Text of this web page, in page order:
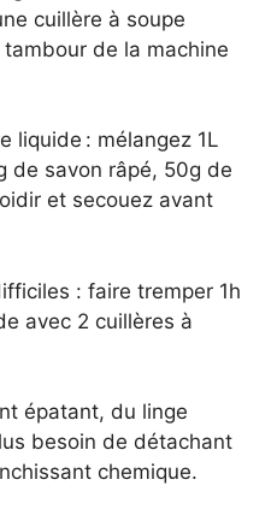
cuillère à soupe
de la machine
liquide : mélangez 1L
de savon râpé, 50g de
et secouez avant
: faire tremper 1h
avec 2 cuillères à
épatant, du linge
besoin de détachant
chemique.